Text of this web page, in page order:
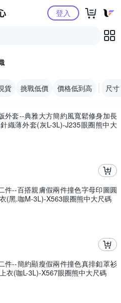
Yahoo購物中心登入
貨 挑戰低價 價格低到高 尺寸
外套--典雅大方簡約風寬鬆修身加長
織薄外套(灰L-3L)-J235眼圈熊中大
件--百搭親膚假兩件撞色字母印圖圓
(黑.咖M-3L)-X563眼圈熊中大尺碼
件--簡約顯瘦假兩件撞色真排釦罩衫
衣(咖L-3L)-X567眼圈熊中大尺碼